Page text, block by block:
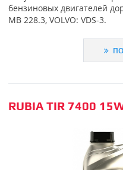
бензиновых двигателей
MB 228.3, VOLVO: VDS-3.
RUBIA TIR 7400